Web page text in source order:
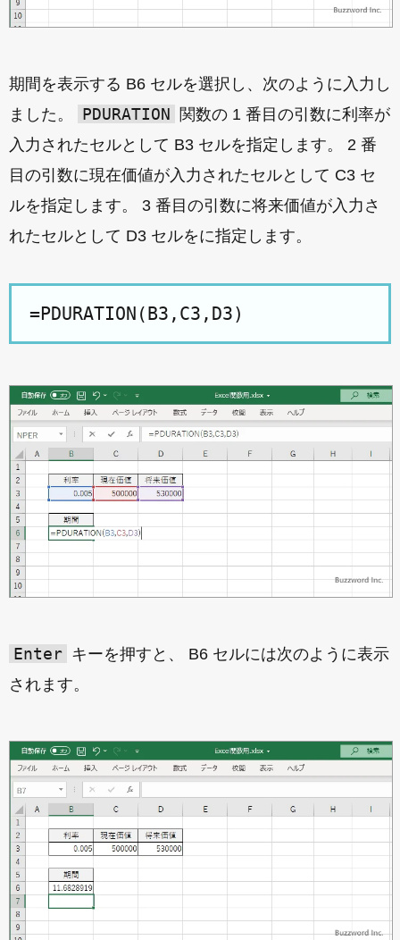
期間を表示する B6 セルを選択し、次のように入力し
ました。
PDURATION
関数の 1 番目の引数に利率が
入力されたセルとして B3 セルを指定します。 2 番
目の引数に現在価値が入力されたセルとして C3 セ
ルを指定します。 3 番目の引数に将来価値が入力さ
れたセルとして D3 セルをに指定します。
=PDURATION(B3,C3,D3)
Enter キーを押すと、 B6 セルには次のように表示
されます。